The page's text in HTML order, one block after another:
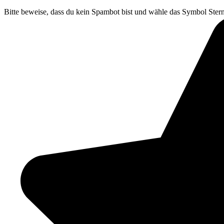
Bitte beweise, dass du kein Spambot bist und wähle das Symbol